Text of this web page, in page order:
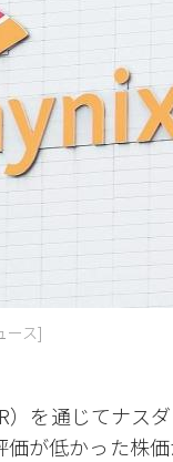
ース]
を通じてナス
が低かった株